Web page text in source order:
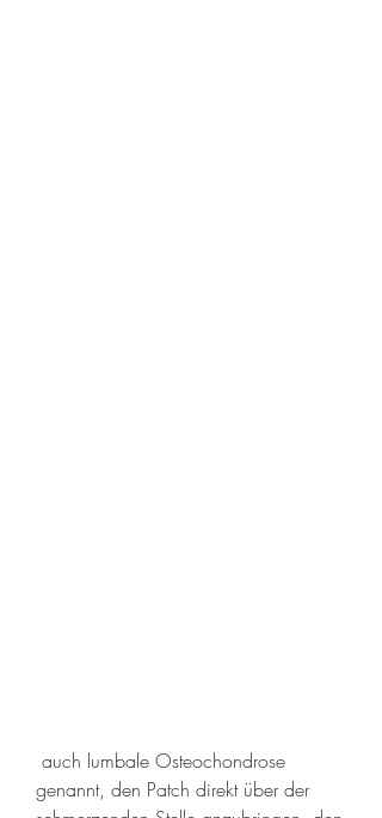
genannt, den Patch direkt über der